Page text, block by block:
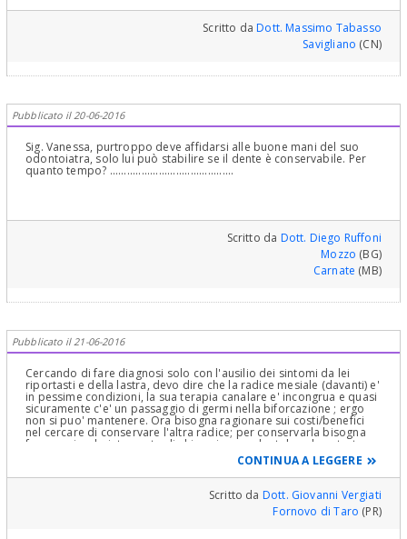
Scritto daDott. Massimo Tabasso
Savigliano (CN)
Pubblicato il 20-06-2016
Sig. Vanessa, purtroppo deve affidarsi alle buone mani del suo
odontoiatra, solo lui può stabilire se il dente è conservabile. Per
quanto tempo? ...........................................
Scritto da Dott. Diego Ruffoni
Mozzo (BG)
Carnate (MB)
Pubblicato il 21-06-2016
Cercando di fare diagnosi solo con l'ausilio dei sintomi da lei
riportasti e della lastra, devo dire che la radice mesiale (davanti) e'
in pessime condizioni, la sua terapia canalare e' incongrua e quasi
sicuramente c'e' un passaggio di germi nella biforcazione ; ergo
non si puo' mantenere. Ora bisogna ragionare sui costi/benefici
nel cercare di conservare l'altra radice; per conservarla bisogna
fare un piccolo intervento di chirurgia parodontale nel contesto
dell'estrazione della radice. Poi bisogna applicare un perno e poi
una corona (o un piccolo ponte con il premolare come secondo
pilastro). Non sara' piu' semplice estrarlo e mettere un impianto
CONTINUA A LEGGERE
Scritto da Dott. Giovanni Vergiati
Fornovo di Taro (PR)